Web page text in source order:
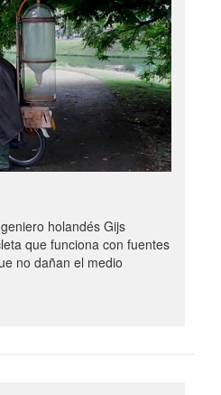
holandés Gijs
que funciona con fuentes
no dañan el medio